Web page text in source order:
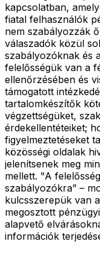
kapcsolatban,
fiatal felhasználók
nem szabályozzák
válaszadók közül
szabályozóknak és
felelősségük van a
ellenőrzésében és
támogatott
tartalomkészítők
végzettségüket,
érdekellentéteiket;
figyelmeztetéseket
közösségi oldalak
jelenítsenek meg
mellett. "A
szabályozókra” –
kulcsszerepük van
megosztott
alapvető
információk